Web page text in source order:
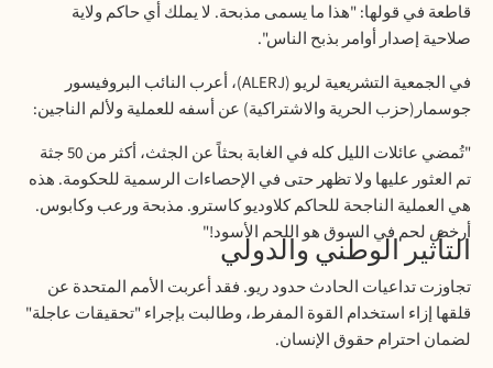
قاطعة في قولها: "هذا ما يسمى مذبحة. لا يملك أي حاكم ولاية
صلاحية إصدار أوامر بذبح الناس".
في الجمعية التشريعية لريو (ALERJ)
، أعرب النائب البروفيسور
جوسمار(حزب الحرية والاشتراكية) عن أسفه للعملية ولألم الناجين:
"
تُمضي عائلات الليل كله في الغابة بحثاً عن الجثث، أكثر من 50 جثة
تم العثور عليها ولا تظهر حتى في الإحصاءات الرسمية للحكومة. هذه
هي العملية الناجحة للحاكم كلاوديو كاسترو. مذبحة ورعب وكابوس.
أرخص لحم في السوق هو اللحم الأسود!" التأثير الوطني والدولي
تجاوزت تداعيات الحادث حدود ريو. فقد أعربت الأمم المتحدة عن
قلقها إزاء استخدام القوة المفرط، وطالبت بإجراء "تحقيقات عاجلة"
لضمان احترام حقوق الإنسان.